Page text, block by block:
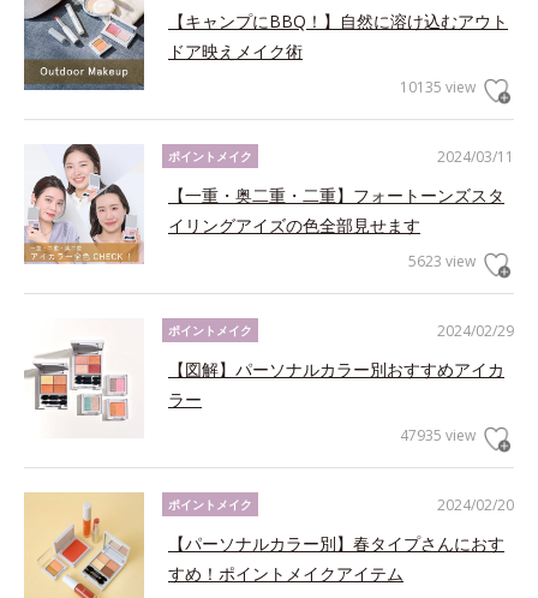
【キャンプにBBQ！】自然に溶け込むアウト
ドア映えメイク術
10135 view
2024/03/11
ポイントメイク
【一重・奥二重・二重】フォートーンズスタ
イリングアイズの色全部見せます
5623 view
2024/02/29
ポイントメイク
【図解】パーソナルカラー別おすすめアイカ
ラー
47935 view
2024/02/20
ポイントメイク
【パーソナルカラー別】春タイプさんにおす
すめ！ポイントメイクアイテム